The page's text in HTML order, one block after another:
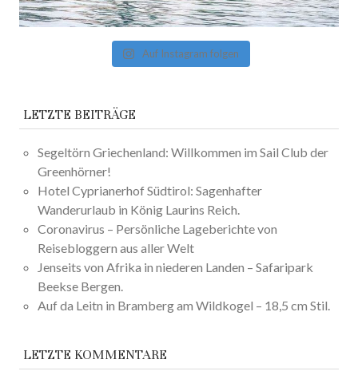
Auf Instagram folgen
LETZTE BEITRÄGE
Segeltörn Griechenland: Willkommen im Sail Club der
Greenhörner!
Hotel Cyprianerhof Südtirol: Sagenhafter
Wanderurlaub in König Laurins Reich.
Coronavirus – Persönliche Lageberichte von
Reisebloggern aus aller Welt
Jenseits von Afrika in niederen Landen – Safaripark
Beekse Bergen.
Auf da Leitn in Bramberg am Wildkogel – 18,5 cm Stil.
LETZTE KOMMENTARE